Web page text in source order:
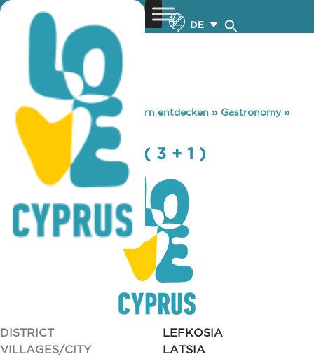
DE
You are here: Home »Zypern entdecken » Gastronomy»
TRIA SYN ENA – ( 3 + 1 )
TRIA SYN ENA – ( 3 + 1 )
DISTRICT
LEFKOSIA
VILLAGES/CITY
LATSIA